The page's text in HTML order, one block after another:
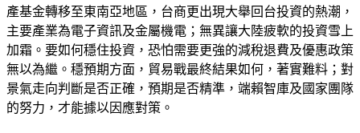
產基金轉移至東南亞地區，台商更出現大舉回台投資的熱潮，
主要產業為電子資訊及金屬機電；無異讓大陸疲軟的投資雪上
加霜。要如何穩住投資，恐怕需要更強的減稅退費及優惠政策
無以為繼。穩預期方面，貿易戰最終結果如何，著實難料；對
景氣走向判斷是否正確，預期是否精準，端賴智庫及國家團隊
的努力，才能據以因應對策。